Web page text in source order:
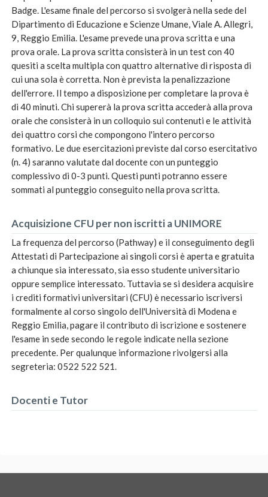
Badge. L'esame finale del percorso si svolgerà nella sede del
Dipartimento di Educazione e Scienze Umane, Viale A. Allegri,
9, Reggio Emilia. L'esame prevede una prova scritta e una
prova orale. La prova scritta consisterà in un test con 40
quesiti a scelta multipla con quattro alternative di risposta di
cui una sola è corretta. Non è prevista la penalizzazione
dell'errore. Il tempo a disposizione per completare la prova è
di 40 minuti. Chi supererà la prova scritta accederà alla prova
orale che consisterà in un colloquio sui contenuti e le attività
dei quattro corsi che compongono l'intero percorso
formativo. Le due esercitazioni previste dal corso esercitativo
(n. 4) saranno valutate dal docente con un punteggio
complessivo di 0-3 punti. Questi punti potranno essere
sommati al punteggio conseguito nella prova scritta.
Acquisizione CFU per non iscritti a UNIMORE
La frequenza del percorso (Pathway) e il conseguimento degli
Attestati di Partecipazione ai singoli corsi è aperta e gratuita
a chiunque sia interessato, sia esso studente universitario
oppure semplice interessato. Tuttavia se si desidera acquisire
i crediti formativi universitari (CFU) è necessario iscriversi
formalmente al corso singolo dell'Università di Modena e
Reggio Emilia, pagare il contributo di iscrizione e sostenere
l'esame in sede secondo le regole indicate nella sezione
precedente. Per qualunque informazione rivolgersi alla
segreteria: 0522 522 521.
Docenti e Tutor